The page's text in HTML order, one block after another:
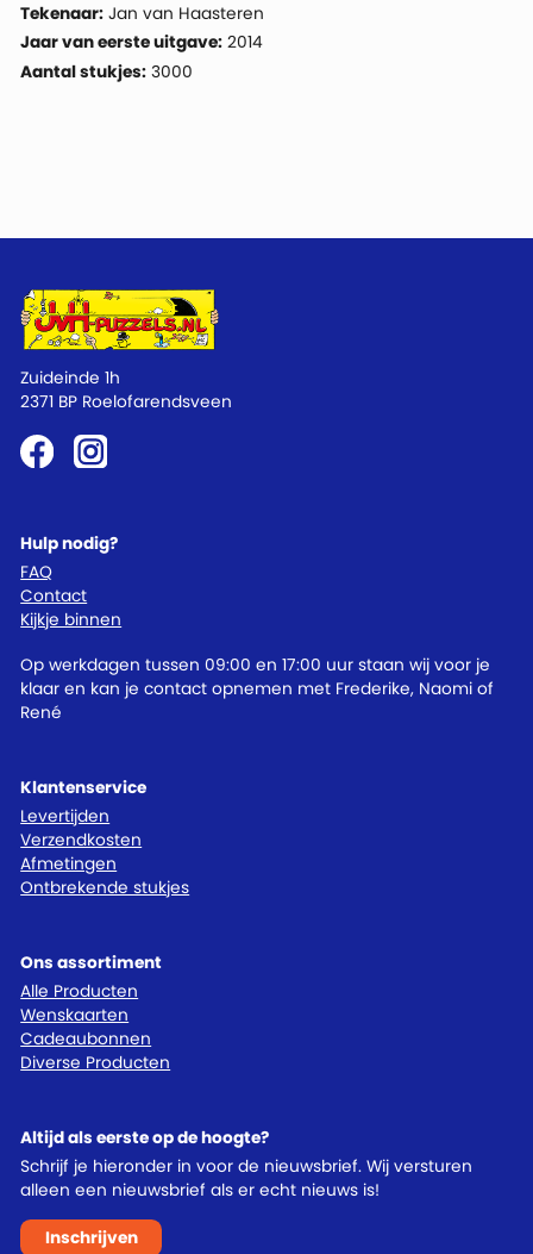
Tekenaar: Jan van Haasteren
Jaar van eerste uitgave: 2014
Aantal stukjes: 3000
Klantenservice
Levertijden
Verzendkosten
Afmetingen
Ontbrekende stukjes
Ons assortiment
Alle Producten
Wenskaarten
Cadeaubonnen
Diverse Producten
Hulp nodig?
FAQ
Contact
Kijkje binnen
Op werkdagen tussen 09:00 en 17:00 uur staan wij voor je
klaar en kan je contact opnemen met Frederike, Naomi of
René
Zuideinde 1h
2371 BP Roelofarendsveen
Altijd als eerste op de hoogte?
Schrijf je hieronder in voor de nieuwsbrief. Wij versturen
alleen een nieuwsbrief als er echt nieuws is!
Inschrijven